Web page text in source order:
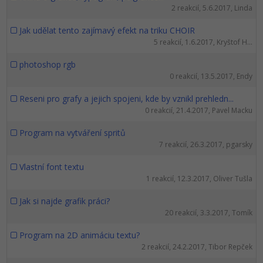
2 reakcií, 5.6.2017, Linda
Jak udělat tento zajímavý efekt na triku CHOIR
5 reakcií, 1.6.2017, Kryštof H...
photoshop rgb
0 reakcií, 13.5.2017, Endy
Reseni pro grafy a jejich spojeni, kde by vznikl prehledn...
0 reakcií, 21.4.2017, Pavel Macku
Program na vytváření spritů
7 reakcií, 26.3.2017, pgarsky
Vlastní font textu
1 reakcií, 12.3.2017, Oliver Tušla
Jak si najde grafik práci?
20 reakcií, 3.3.2017, Tomík
Program na 2D animáciu textu?
2 reakcií, 24.2.2017, Tibor Repček